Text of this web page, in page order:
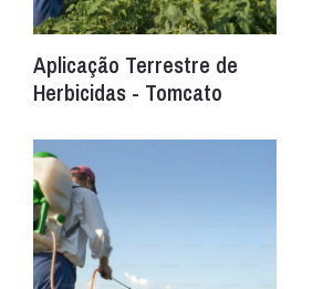
Aplicação Terrestre de
Herbicidas - Tomcato